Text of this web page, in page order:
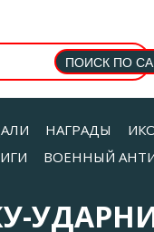
НАГРАДЫ
ВОЕННЫЙ